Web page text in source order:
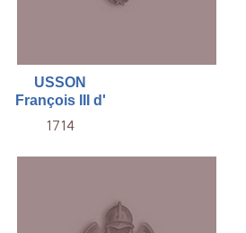
USSON
François III d'
1714